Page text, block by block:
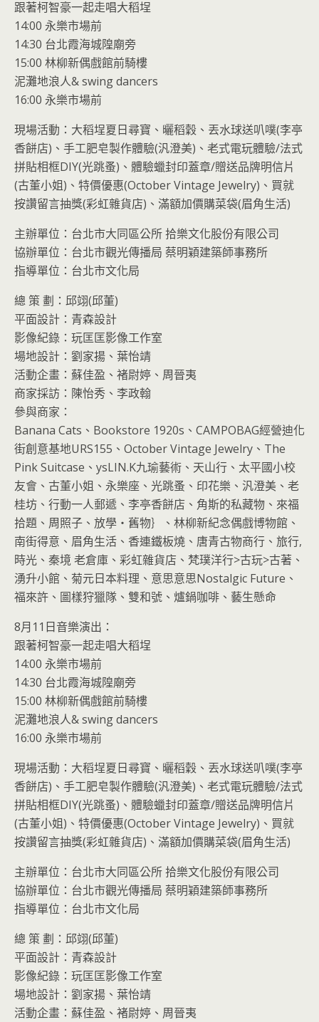
跟著柯智豪一起走唱大稻埕
14:00 永樂市場前
14:30 台北霞海城隍廟旁
15:00 林柳新偶戲館前騎樓
泥灘地浪人& swing dancers
16:00 永樂市場前
現場活動：大稻埕夏日尋寶、曬稻穀、丟水球送叭噗(李亭
香餅店)、手工肥皂製作體驗(汎澄美)、老式電玩體驗/法式
拼貼相框DIY(光跳蚤)、體驗蠟封印蓋章/贈送品牌明信片
(古董小姐)、特價優惠(October Vintage Jewelry)、買就
按讚留言抽獎(彩虹雜貨店)、滿額加價購菜袋(眉角生活)
主辦單位：台北市大同區公所 拾樂文化股份有限公司
協辦單位：台北市觀光傳播局 蔡明穎建築師事務所
指導單位：台北市文化局
總 策 劃：邱翊(邱董)
平面設計：青森設計
影像紀錄：玩匡匡影像工作室
場地設計：劉家揚、葉怡靖
活動企畫：蘇佳盈、褚尉婷、周晉夷
商家採訪：陳怡秀、李政翰
參與商家：
Banana Cats、Bookstore 1920s、CAMPOBAG經營迪化
街創意基地URS155、October Vintage Jewelry、The
Pink Suitcase、ysLIN.K九瑜藝術、天山行、太平國小校
友會、古董小姐、永樂座、光跳蚤、印花樂、汎澄美、老
桂坊、行動一人郵遞、李亭香餅店、角斯的私藏物、來福
拾題、周照子、放學‧舊物｝、林柳新紀念偶戲博物館、
南街得意、眉角生活、香連鐵板燒、唐青古物商行、旅行,
時光、秦境 老倉庫、彩虹雜貨店、梵璞洋行>古玩>古著、
湧升小館、菊元日本料理、意思意思Nostalgic Future、
福來許、圖樣狩獵隊、雙和號、爐鍋咖啡、藝生懸命
8月11日音樂演出：
跟著柯智豪一起走唱大稻埕
14:00 永樂市場前
14:30 台北霞海城隍廟旁
15:00 林柳新偶戲館前騎樓
泥灘地浪人& swing dancers
16:00 永樂市場前
現場活動：大稻埕夏日尋寶、曬稻穀、丟水球送叭噗(李亭
香餅店)、手工肥皂製作體驗(汎澄美)、老式電玩體驗/法式
拼貼相框DIY(光跳蚤)、體驗蠟封印蓋章/贈送品牌明信片
(古董小姐)、特價優惠(October Vintage Jewelry)、買就
按讚留言抽獎(彩虹雜貨店)、滿額加價購菜袋(眉角生活)
主辦單位：台北市大同區公所 拾樂文化股份有限公司
協辦單位：台北市觀光傳播局 蔡明穎建築師事務所
指導單位：台北市文化局
總 策 劃：邱翊(邱董)
平面設計：青森設計
影像紀錄：玩匡匡影像工作室
場地設計：劉家揚、葉怡靖
活動企畫：蘇佳盈、褚尉婷、周晉夷